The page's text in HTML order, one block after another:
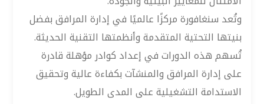
وتُعد سنغافورة مركزًا عالميًا في إدارة المرافق بفضل
بنيتها التحتية المتقدمة وأنظمتها التقنية الحديثة.
تُسهم هذه الدورات في إعداد كوادر مؤهلة قادرة
على إدارة المرافق والمنشآت بكفاءة عالية وتحقيق
الاستدامة التشغيلية على المدى الطويل.